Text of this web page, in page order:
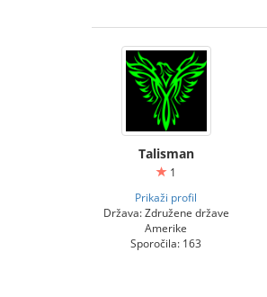
Talisman
1
Prikaži profil
Država: Združene države
Amerike
Sporočila: 163